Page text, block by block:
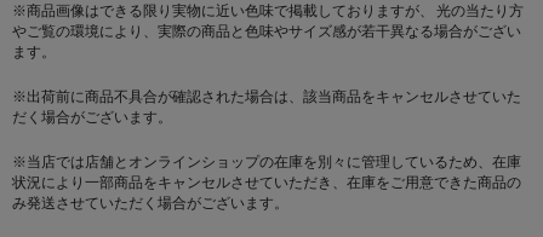
※商品画像はできる限り実物に近い色味で掲載しておりますが、 光の当たり方
やご覧の環境により、実際の商品と色味やサイズ感が若干異なる場合がござい
ます。
※出荷前に商品不具合が確認された場合は、該当商品をキャンセルさせていた
だく場合がございます。
※当店では店舗とオンラインショップの在庫を別々に管理しているため、在庫
状況により一部商品をキャンセルさせていただき、在庫をご用意できた商品の
み発送させていただく場合がございます。